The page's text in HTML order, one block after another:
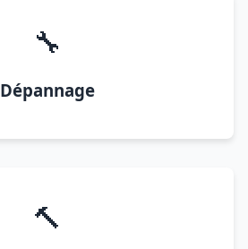
🔧
Dépannage
🔨